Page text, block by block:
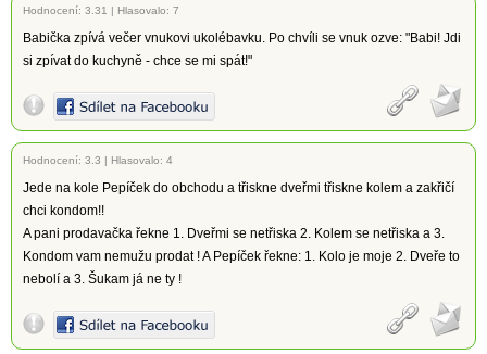
Hodnocení: 3.31 | Hlasovalo: 7
Babička zpívá večer vnukovi ukolébavku. Po chvíli se vnuk ozve: "Babi! Jdi
si zpívat do kuchyně - chce se mi spát!"
Hodnocení: 3.3 | Hlasovalo: 4
Jede na kole Pepíček do obchodu a třiskne dveřmi třiskne kolem a zakřičí
chci kondom!!
A pani prodavačka řekne 1. Dveřmi se netřiska 2. Kolem se netřiska a 3.
Kondom vam nemužu prodat ! A Pepíček řekne: 1. Kolo je moje 2. Dveře to
nebolí a 3. Šukam já ne ty !